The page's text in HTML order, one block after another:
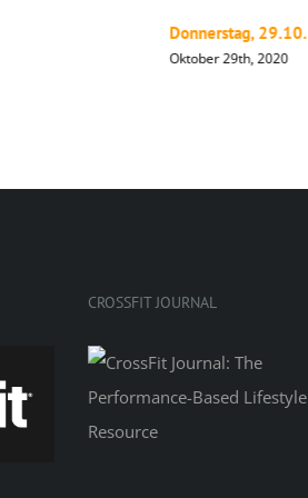
Donnerstag, 29.10.
Oktober 29th, 2020
CROSSFIT JOURNAL